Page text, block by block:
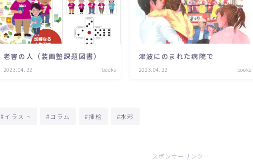
老害の人（装画塾課題図書）
2023.04.22 books
津波にのまれた病院で
2023.04.22 books
#イラスト #コラム #挿絵 #水彩
スポンサーリンク